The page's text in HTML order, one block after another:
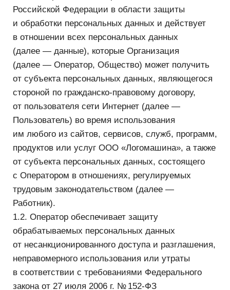
(далее — Оператор, Общество) может получить
от субъекта персональных данных, являющегося
стороной по гражданско-правовому договору,
от пользователя сети Интернет (далее —
Пользователь) во время использования
им любого из сайтов, сервисов, служб, программ,
продуктов или услуг ООО «Логомашина», а также
от субъекта персональных данных, состоящего
с Оператором в отношениях, регулируемых
трудовым законодательством (далее —
Работник).
1.2. Оператор обеспечивает защиту
обрабатываемых персональных данных
от несанкционированного доступа и разглашения,
неправомерного использования или утраты
в соответствии с требованиями Федерального
закона от 27 июля 2006 г. № 152-ФЗ
«О персональных данных».
1.3. Оператор вправе вносить изменения
в настоящую Политику. При внесении изменений
в заголовке Политики указывается дата
редакция Политики вступает в силу с момента
ее размещения на сайте, если иное
не предусмотрено новой редакцией Политики.